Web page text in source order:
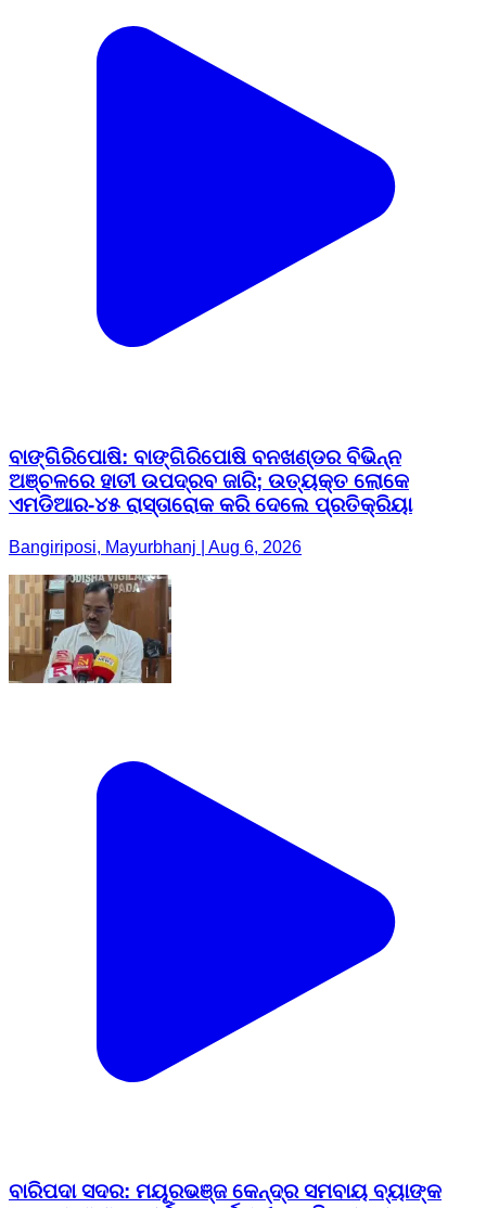
ବାଙ୍ଗିରିପୋଷି: ବାଙ୍ଗିରିପୋଷି ବନଖଣ୍ଡର ବିଭିନ୍ନ
ଅଞ୍ଚଳରେ ହାତୀ ଉପଦ୍ରବ ଜାରି; ଉତ୍ୟକ୍ତ ଲୋକେ
ଏମଡିଆର-୪୫ ରାସ୍ତାରୋକ କରି ଦେଲେ ପ୍ରତିକ୍ରିୟା
Bangiriposi, Mayurbhanj | Aug 6, 2026
ବାରିପଦା ସଦର: ମୟୂରଭଞ୍ଜ କେନ୍ଦ୍ର ସମବାୟ ବ୍ୟାଙ୍କ